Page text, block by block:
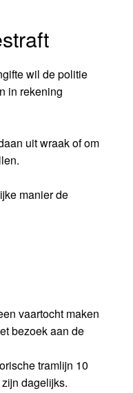
wil de politie
in rekening
uit wraak of om
manier de
vaartocht maken
bezoek aan de
tramlijn 10
dagelijks.